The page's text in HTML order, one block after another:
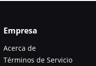
Empresa
Acerca de
Términos de Servicio